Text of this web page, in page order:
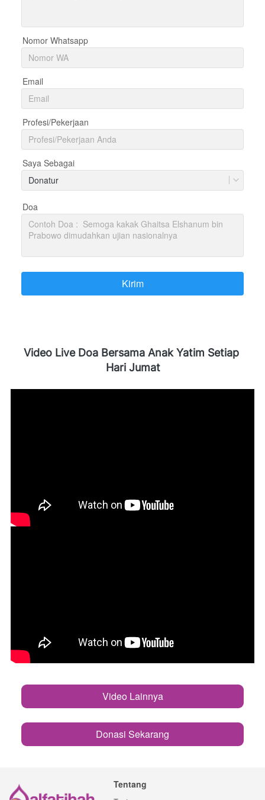
Nomor Whatsapp
Email
Profesi/Pekerjaan
Saya Sebagai
Donatur
Doa
`Kirim
Video Live Doa Bersama Anak Yatim Setiap
Hari Jumat
`
Video Lainnya
`Donasi Sekarang
Tentang